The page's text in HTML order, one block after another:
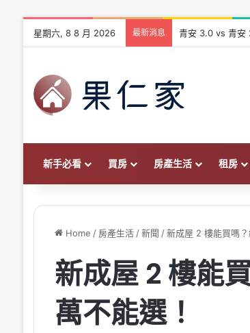
星期六, 8 8 月 2026 最新消息 青安 3.0 vs 青安
新手必看 買房 房產生活 租房
Home / 房產生活 / 新聞 / 新成屋 2 樓能買嗎
新成屋 2 樓能
萬不能選！